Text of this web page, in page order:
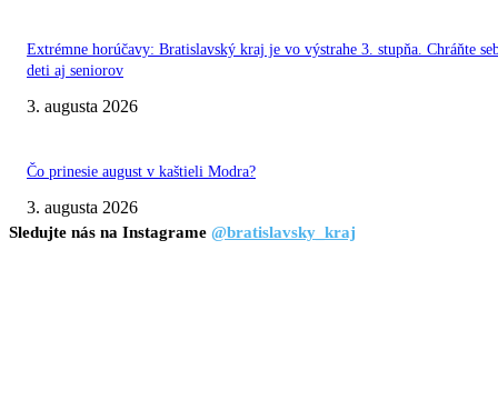
Extrémne horúčavy: Bratislavský kraj je vo výstrahe 3. stupňa. Chráňte
deti aj seniorov
3. augusta 2026
Čo prinesie august v kaštieli Modra?
3. augusta 2026
Sledujte nás na Instagrame @bratislavsky_kraj